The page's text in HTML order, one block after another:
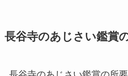
長谷寺のあじさい鑑賞